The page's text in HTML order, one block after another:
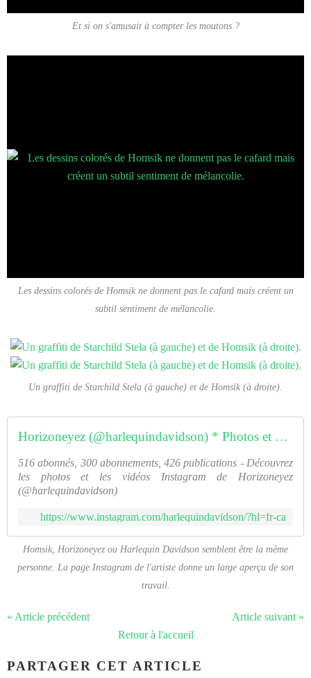
Et si on s'amusait à compter les moutons ?
Les dessins colorés de Homsik ne donnent pas le cafard mais créent un
subtil sentiment de mélancolie.
Un graffiti de Starchild Stela (à gauche) et de Homsik (à droite).
Horizoneyez (@harlequindavidson) * Photos et vidéos Instagram
516 abonnés, 300 abonnements, 426 publications - Découvrez
les photos et les vidéos Instagram de Horizoneyez
(@harlequindavidson)
https://www.instagram.com/harlequindavidson/?hl=fr-ca
Homsik, Horizoneyez ou Harlequin Davidson semblent être la même
personne. La page Instagram de l'artiste donne un large aperçu de son
travail.
« Article précédent
Article suivant »
Retour à l'accueil
PARTAGER CET ARTICLE